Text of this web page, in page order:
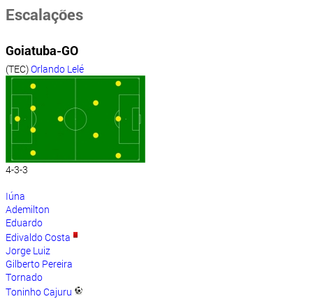
Escalações
Goiatuba-GO
(TEC)Orlando Lelé
4-3-3
Iúna
Ademilton
Eduardo
Edivaldo Costa
Jorge Luiz
Gilberto Pereira
Tornado
Toninho Cajuru